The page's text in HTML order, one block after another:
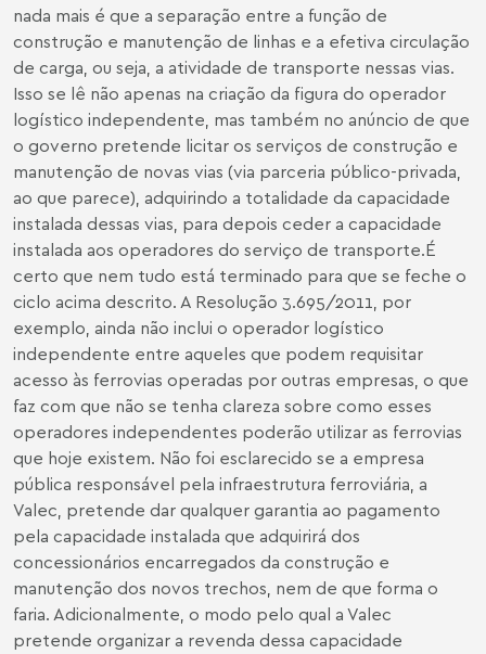
nada mais é que a separação entre a função de
construção e manutenção de linhas e a efetiva circulação
de carga, ou seja, a atividade de transporte nessas vias.
Isso se lê não apenas na criação da figura do operador
logístico independente, mas também no anúncio de que
o governo pretende licitar os serviços de construção e
manutenção de novas vias (via parceria público-privada,
ao que parece), adquirindo a totalidade da capacidade
instalada dessas vias, para depois ceder a capacidade
instalada aos operadores do serviço de transporte.É
certo que nem tudo está terminado para que se feche o
ciclo acima descrito. A Resolução 3.695/2011, por
exemplo, ainda não inclui o operador logístico
independente entre aqueles que podem requisitar
acesso às ferrovias operadas por outras empresas, o que
faz com que não se tenha clareza sobre como esses
operadores independentes poderão utilizar as ferrovias
que hoje existem. Não foi esclarecido se a empresa
pública responsável pela infraestrutura ferroviária, a
Valec, pretende dar qualquer garantia ao pagamento
pela capacidade instalada que adquirirá dos
concessionários encarregados da construção e
manutenção dos novos trechos, nem de que forma o
faria. Adicionalmente, o modo pelo qual a Valec
pretende organizar a revenda dessa capacidade